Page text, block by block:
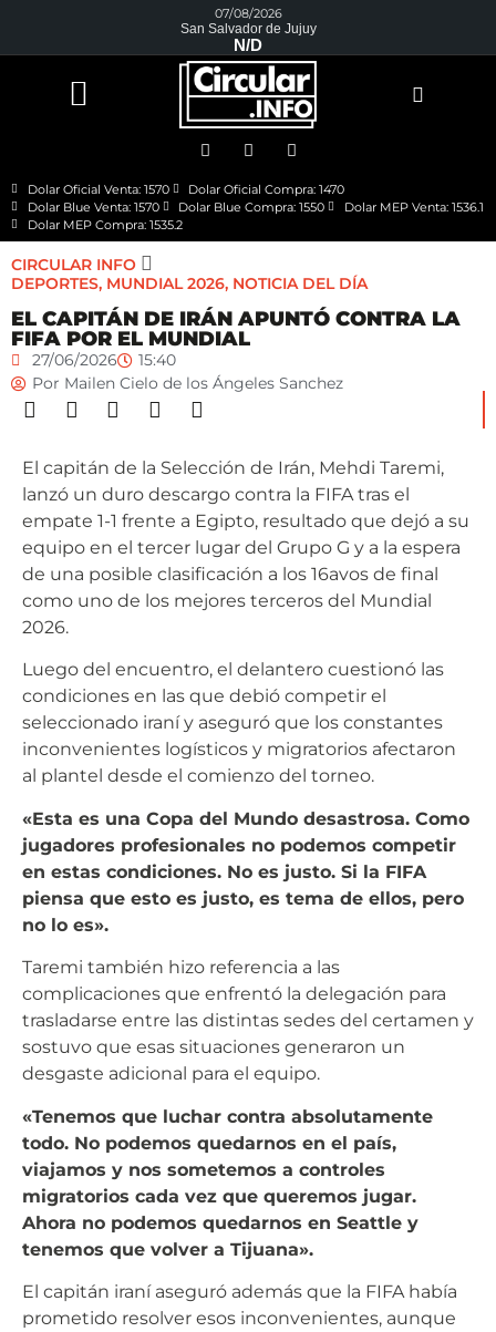
07/08/2026
San Salvador de Jujuy
N/D
Dolar Oficial Venta: 1570
Dolar Oficial Compra: 1470
Dolar Blue Venta: 1570
Dolar Blue Compra: 1550
Dolar MEP Venta: 1536.1
Dolar MEP Compra: 1535.2
CIRCULAR INFO
DEPORTES, MUNDIAL 2026, NOTICIA DEL DÍA
EL CAPITÁN DE IRÁN APUNTÓ CONTRA LA
FIFA POR EL MUNDIAL
27/06/2026
15:40
Por Mailen Cielo de los Ángeles Sanchez
El capitán de la Selección de Irán, Mehdi Taremi,
lanzó un duro descargo contra la FIFA tras el
empate 1-1 frente a Egipto, resultado que dejó a su
equipo en el tercer lugar del Grupo G y a la espera
de una posible clasificación a los 16avos de final
como uno de los mejores terceros del Mundial
2026.
Luego del encuentro, el delantero cuestionó las
condiciones en las que debió competir el
seleccionado iraní y aseguró que los constantes
inconvenientes logísticos y migratorios afectaron
al plantel desde el comienzo del torneo.
«Esta es una Copa del Mundo desastrosa. Como
jugadores profesionales no podemos competir
en estas condiciones. No es justo. Si la FIFA
piensa que esto es justo, es tema de ellos, pero
no lo es».
Taremi también hizo referencia a las
complicaciones que enfrentó la delegación para
trasladarse entre las distintas sedes del certamen y
sostuvo que esas situaciones generaron un
desgaste adicional para el equipo.
«Tenemos que luchar contra absolutamente
todo. No podemos quedarnos en el país,
viajamos y nos sometemos a controles
migratorios cada vez que queremos jugar.
Ahora no podemos quedarnos en Seattle y
tenemos que volver a Tijuana».
El capitán iraní aseguró además que la FIFA había
prometido resolver esos inconvenientes, aunque